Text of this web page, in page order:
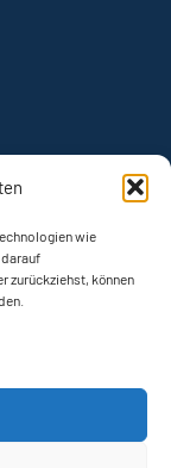
wie
zurückziehst, können